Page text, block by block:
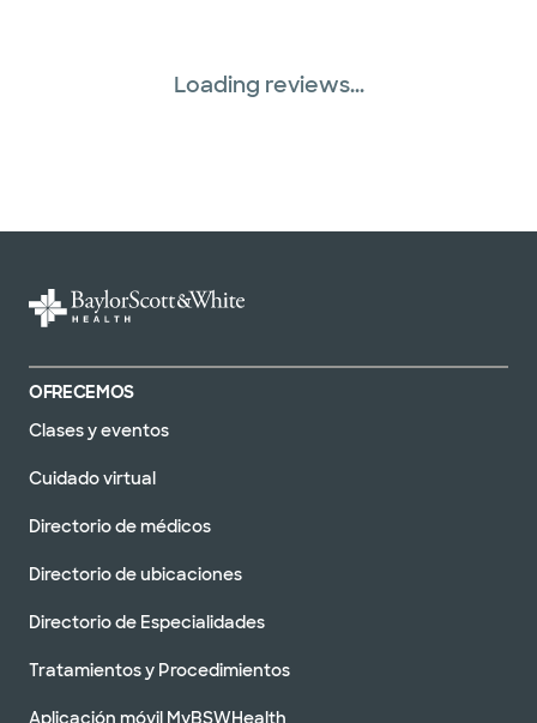
Loading reviews...
OFRECEMOS
Clases y eventos
Cuidado virtual
Directorio de médicos
Directorio de ubicaciones
Directorio de Especialidades
Tratamientos y Procedimientos
Aplicación móvil MyBSWHealth